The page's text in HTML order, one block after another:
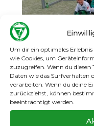
Um dir ein optimales
wie Cookies, um
zuzugreifen. Wenn du
Daten wie das Surfverhalten
verarbeiten. Wenn du deine
zurückziehst, können
beeinträchtigt werden.
testet